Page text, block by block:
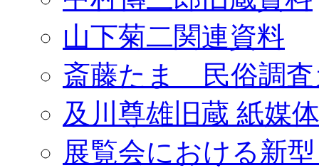
山下菊二関連資料
斎藤たま 民俗調査
及川尊雄旧蔵 紙媒
展覧会における新